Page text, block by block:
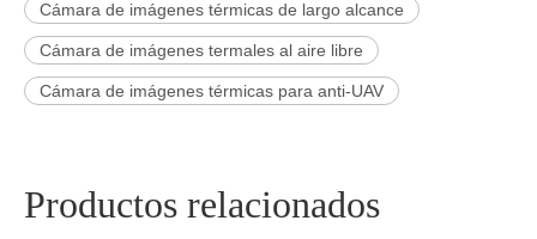
Cámara de imágenes térmicas de largo alcance
Cámara de imágenes termales al aire libre
Cámara de imágenes térmicas para anti-UAV
Productos relacionados